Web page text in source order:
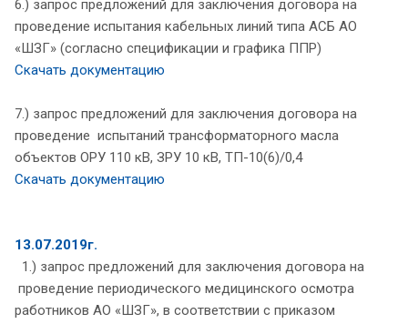
6.) запрос предложений для заключения договора на
проведение испытания кабельных линий типа АСБ АО
«ШЗГ» (согласно спецификации и графика ППР)
Скачать документацию
7.) запрос предложений для заключения договора на
проведение испытаний трансформаторного масла
объектов ОРУ 110 кВ, ЗРУ 10 кВ, ТП-10(6)/0,4
Скачать документацию
13.07.2019г.
1.) запрос предложений для заключения договора на
проведение периодического медицинского осмотра
работников АО «ШЗГ», в соответствии с приказом